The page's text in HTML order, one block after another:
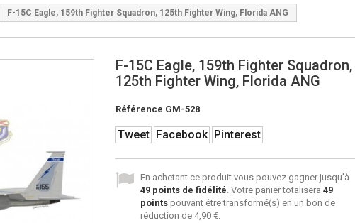
F-15C Eagle, 159th Fighter Squadron, 125th Fighter Wing, Florida ANG
F-15C Eagle, 159th Fighter Squadron,
125th Fighter Wing, Florida ANG
Référence GM-528
Tweet Facebook Pinterest
En achetant ce produit vous pouvez gagner jusqu'à
49points de fidélité. Votre panier totalisera 49
pointspouvant être transformé(s) en un bon de
réduction de 4,90 €.